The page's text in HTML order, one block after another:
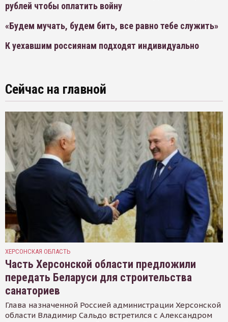
рублей чтобы оплатить войну
«Будем мучать, будем бить, все равно тебе служить»
К уехавшим россиянам подходят индивидуально
Сейчас на главной
ХЕРСОНСКАЯ ОБЛАСТЬ
Часть Херсонской области предложили
передать Беларуси для строительства
санаториев
Глава назначенной Россией администрации Херсонской
области Владимир Сальдо встретился с Александром